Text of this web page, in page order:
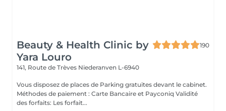
Beauty & Health Clinic by
Yara Louro
190
141, Route de Trèves Niederanven L-6940
Vous disposez de places de Parking gratuites devant le cabinet.
Méthodes de paiement : Carte Bancaire et Payconiq Validité
des forfaits: Les forfait...